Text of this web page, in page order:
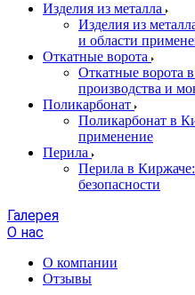
Изделия из металла
Изделия из
и области
Откатные ворота
Откатные ворота
производства и
Поликарбонат
Поликарбонат в
применение
Перила
Перила в
безопасности
Галерея
О нас
О компании
Отзывы